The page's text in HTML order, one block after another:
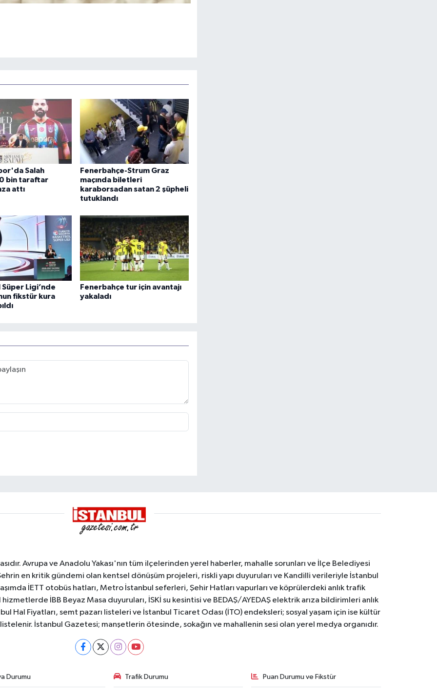
Salah
bin taraftar
attı
Fenerbahçe-Strum Graz
maçında biletleri
karaborsadan satan 2 şüpheli
tutuklandı
Ligi’nde
fikstür kura
Fenerbahçe tur için avantajı
yakaladı
Avrupa ve Anadolu Yakası'nın tüm ilçelerinden yerel haberler, mahalle sorunları ve İlçe Belediyesi
en kritik gündemi olan kentsel dönüşüm projeleri, riskli yapı duyuruları ve Kandilli verileriyle İstanbul
İETT otobüs hatları, Metro İstanbul seferleri, Şehir Hatları vapurları ve köprülerdeki anlık trafik
İBB Beyaz Masa duyuruları, İSKİ su kesintisi ve BEDAŞ/AYEDAŞ elektrik arıza bildirimleri anlık
Hal Fiyatları, semt pazarı listeleri ve İstanbul Ticaret Odası (İTO) endeksleri; sosyal yaşam için ise kültür
İstanbul Gazetesi; manşetlerin ötesinde, sokağın ve mahallenin sesi olan yerel medya organıdır.
Durumu Trafik Durumu Puan Durumu ve Fikstür